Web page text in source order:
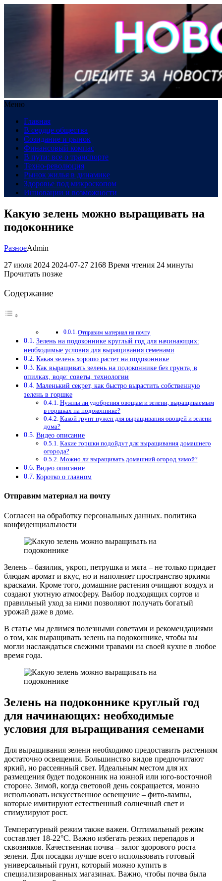
Меню
Главная
В сердце общества
Созидание и рынок
Финансовый компас
В пути: все о транспорте
Техно-революция
Рынок жилья в динамике
Здоровье под микроскопом
Инновации и возможности
Какую зелень можно выращивать на
подоконнике
РазноеAdmin
27 июля 2024 2024-07-27 2168 Время чтения 24 минуты
Прочитать позже
Содержание
Отправим материал на почту
Зелень на подоконнике круглый год для начинающих:
необходимые условия для выращивания семенами
Какая зелень хорошо растет на подоконнике
Как выращивать зелень на подоконнике без грунта, в
опилках, воде: советы, технологии
Маленький секрет, как быстро вырастить собственную
зелень в горшке
Нужны ли удобрения овощам и зелени, выращиваемым
в горшках на подоконнике?
Какой грунт нужен для выращивания овощей и зелени
дома?
Видео описание
Какие горшки подойдут для выращивания домашнего
огорода?
Можно ли выращивать домашний огород зимой?
Видео описание
Коротко о главном
Отправим материал на почту
Согласен на обработку персональных данных. политика
конфиденциальности
Зелень – базилик, укроп, петрушка и мята – не только придает
блюдам аромат и вкус, но и наполняет пространство яркими
красками. Кроме того, домашние растения очищают воздух и
создают уютную атмосферу. Выбор подходящих сортов и
правильный уход за ними позволяют получать богатый
урожай даже в доме.
В статье мы делимся полезными советами и рекомендациями
о том, как выращивать зелень на подоконнике, чтобы вы
могли наслаждаться свежими травами на своей кухне в любое
время года.
Зелень на подоконнике круглый год
для начинающих: необходимые
условия для выращивания семенами
Для выращивания зелени необходимо предоставить растениям
достаточно освещения. Большинство видов предпочитают
яркий, но рассеянный свет. Идеальным местом для их
размещения будет подоконник на южной или юго-восточной
стороне. Зимой, когда световой день сокращается, можно
использовать искусственное освещение – фито-лампы,
которые имитируют естественный солнечный свет и
стимулируют рост.
Температурный режим также важен. Оптимальный режим
составляет 18-22°C. Важно избегать резких перепадов и
сквозняков. Качественная почва – залог здорового роста
зелени. Для посадки лучше всего использовать готовый
универсальный грунт, который можно купить в
специализированных магазинах. Важно, чтобы почва была